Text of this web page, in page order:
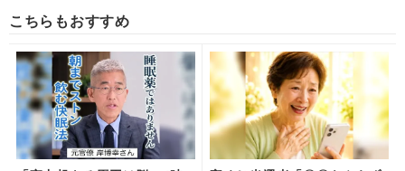
こちらもおすすめ